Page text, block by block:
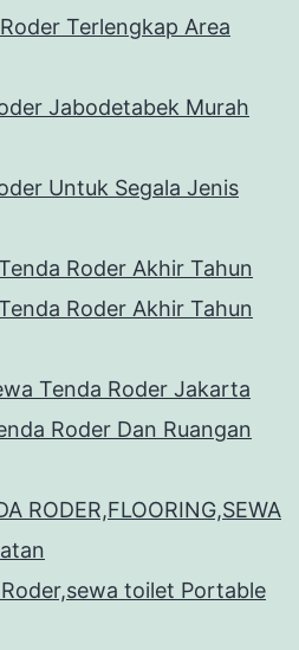
Terlengkap Area
Jabodetabek Murah
Untuk Segala Jenis
Roder Akhir Tahun
Roder Akhir Tahun
Tenda Roder Jakarta
Roder Dan Ruangan
RODER,FLOORING,SEWA
toilet Portable